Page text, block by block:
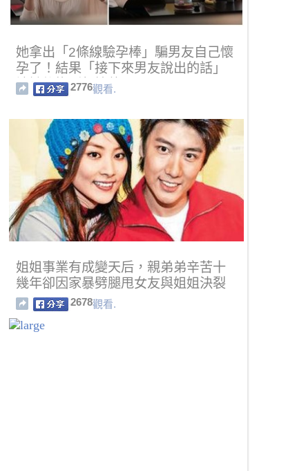
她拿出「2條線驗孕棒」騙男友自己懷
孕了！結果「接下來男友說出的話」
讓她後悔到想撞牆！
2776觀看.
姐姐事業有成變天后，親弟弟辛苦十
幾年卻因家暴劈腿甩女友與姐姐決裂
2678觀看.